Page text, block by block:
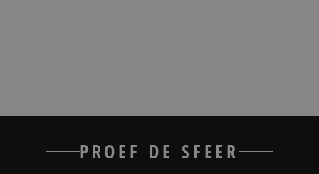
Locaties PROEF DE SFEER